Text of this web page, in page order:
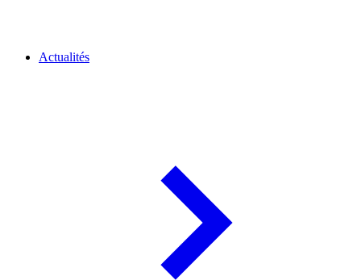
Actualités